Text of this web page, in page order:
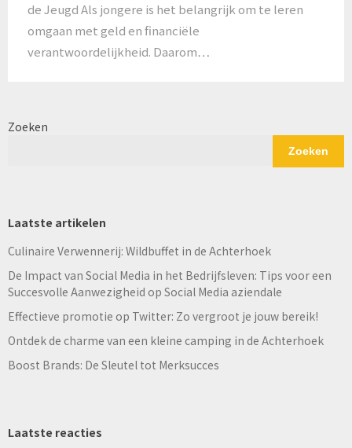
de Jeugd Als jongere is het belangrijk om te leren
omgaan met geld en financiële
verantwoordelijkheid. Daarom…
Zoeken
Zoeken
Laatste artikelen
Culinaire Verwennerij: Wildbuffet in de Achterhoek
De Impact van Social Media in het Bedrijfsleven: Tips voor een
Succesvolle Aanwezigheid op Social Media aziendale
Effectieve promotie op Twitter: Zo vergroot je jouw bereik!
Ontdek de charme van een kleine camping in de Achterhoek
Boost Brands: De Sleutel tot Merksucces
Laatste reacties